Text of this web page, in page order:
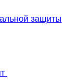
защиты